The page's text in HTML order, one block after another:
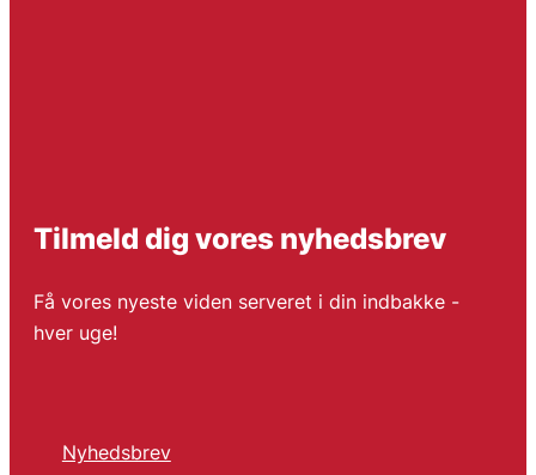
Tilmeld dig vores nyhedsbrev
Få vores nyeste viden serveret i din indbakke -
hver uge!
Nyhedsbrev